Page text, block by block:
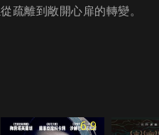
疏離到敞開心扉的轉變。
6.9